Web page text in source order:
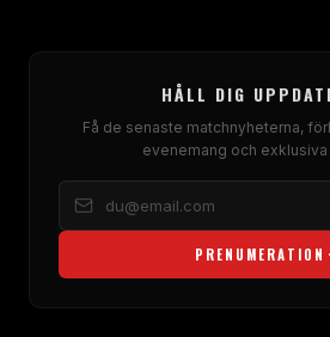
HÅLL DIG
Få de senaste matchnyheterna,
evenemang och exklusiva
PRENUMERATION